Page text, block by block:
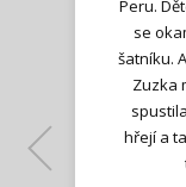
Peru.
se
šatníku.
Zuzka
hřejí a